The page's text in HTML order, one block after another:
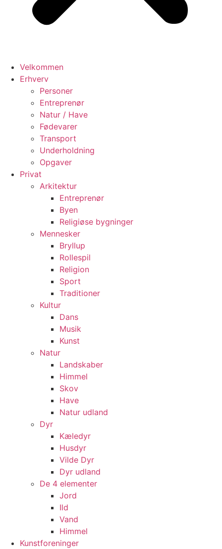
Velkommen
Erhverv
Personer
Entreprenør
Natur / Have
Fødevarer
Transport
Underholdning
Opgaver
Privat
Arkitektur
Entreprenør
Byen
Religiøse bygninger
Mennesker
Bryllup
Rollespil
Religion
Sport
Traditioner
Kultur
Dans
Musik
Kunst
Natur
Landskaber
Himmel
Skov
Have
Natur udland
Dyr
Kæledyr
Husdyr
Vilde Dyr
Dyr udland
De 4 elementer
Jord
Ild
Vand
Himmel
Kunstforeninger